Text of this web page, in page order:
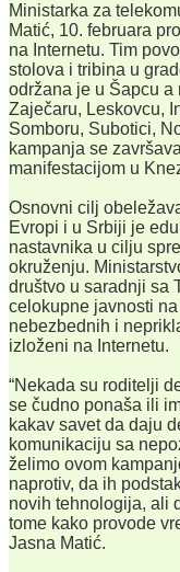
Ministarka za
Matić, 10. februara
na Internetu. Tim
stolova i tribina u
održana je u Šapcu a
Zaječaru, Leskovcu,
Somboru, Subotici,
kampanja se
manifestacijom u
Osnovni cilj
Evropi i u Srbiji je
nastavnika u cilju
okruženju.
društvo u saradnji sa
celokupne javnosti
nebezbednih i
izloženi na Internetu.
“Nekada su roditelji
se čudno ponaša ili
kakav savet da daju
komunikaciju sa
želimo ovom
naprotiv, da ih
novih tehnologija, ali
tome kako provode
Jasna Matić.